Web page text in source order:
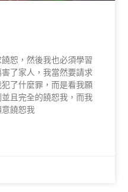
恕，然後我也必須學習
了家人，我當然要請求
了什麼罪，而是看我願
且完全的饒恕我，而我
饒恕我